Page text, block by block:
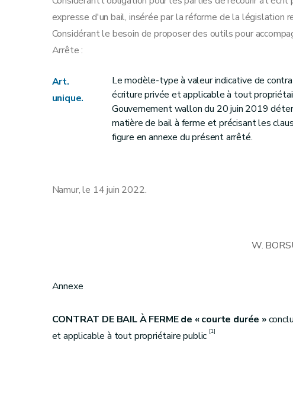
expresse d'un bail, insérée par la réforme de la législation
Considérant le besoin de proposer des outils pour
Arrête :
Art.
unique.
Le modèle-type à valeur indicative de
écriture privée et applicable à tout
Gouvernement wallon du 20 juin 2019
matière de bail à ferme et précisant les
figure en annexe du présent arrêté.
Namur, le 14 juin 2022.
W.
Annexe
CONTRAT DE BAILÀ FERME de « courte durée »
et applicable à tout propriétaire public [1]